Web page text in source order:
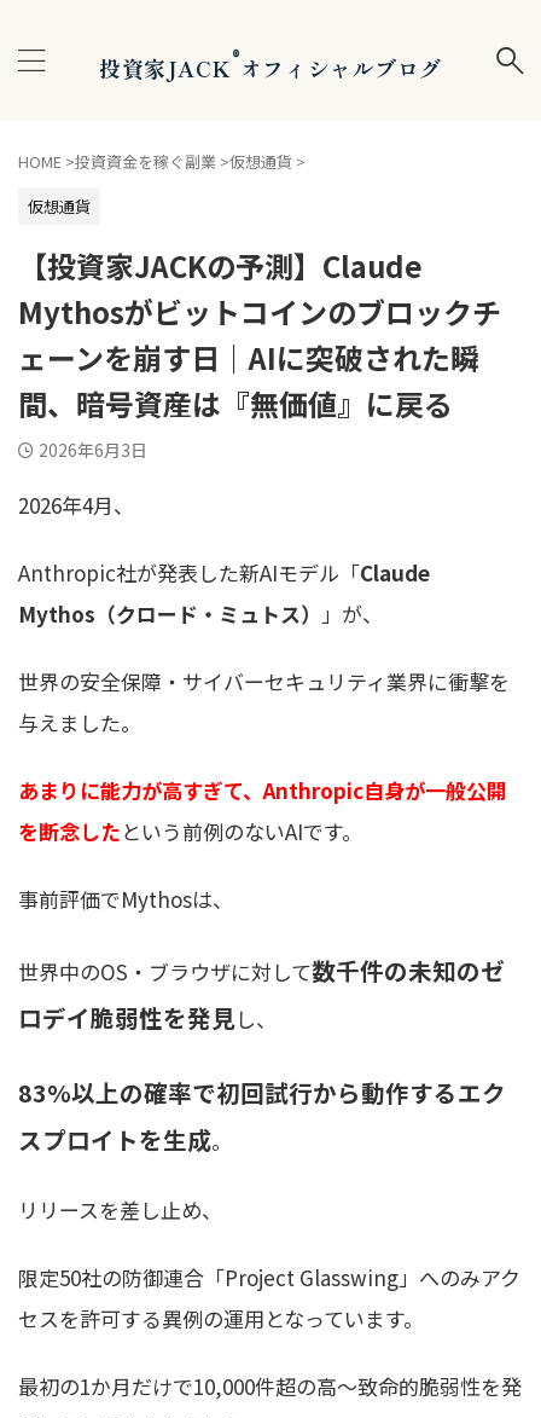
投資家JACK®オフィシャルブログ
HOME >投資資金を稼ぐ副業 >仮想通貨 >
仮想通貨
【投資家JACKの予測】Claude
Mythosがビットコインのブロックチ
ェーンを崩す日｜AIに突破された瞬
間、暗号資産は『無価値』に戻る
2026年6月3日
2026年4月、
Anthropic社が発表した新AIモデル「Claude
Mythos（クロード・ミュトス） 」が、
世界の安全保障・サイバーセキュリティ業界に衝撃を
与えました。
あまりに能力が高すぎて、Anthropic自身が一般公開
を断念したという前例のないAIです。
事前評価でMythosは、
世界中のOS・ブラウザに対して数千件の未知のゼ
ロデイ脆弱性を発見し、
83%以上の確率で初回試行から動作するエク
スプロイトを生成。
リリースを差し止め、
限定50社の防御連合「Project Glasswing」へのみアク
セスを許可する異例の運用となっています。
最初の1か月だけで10,000件超の高〜致命的脆弱性を発